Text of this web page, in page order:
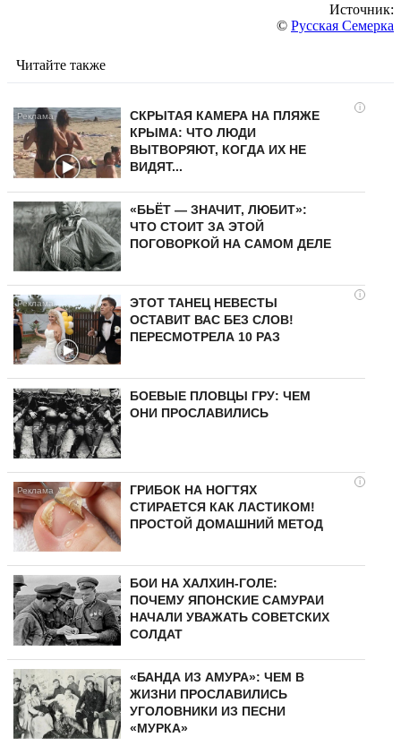
Источник:
© Русская Семерка
Читайте также
i
СКРЫТАЯ КАМЕРА НА ПЛЯЖЕ
КРЫМА: ЧТО ЛЮДИ
ВЫТВОРЯЮТ, КОГДА ИХ НЕ
ВИДЯТ...
«БЬЁТ — ЗНАЧИТ, ЛЮБИТ»:
ЧТО СТОИТ ЗА ЭТОЙ
ПОГОВОРКОЙ НА САМОМ ДЕЛЕ
i
ЭТОТ ТАНЕЦ НЕВЕСТЫ
ОСТАВИТ ВАС БЕЗ СЛОВ!
ПЕРЕСМОТРЕЛА 10 РАЗ
БОЕВЫЕ ПЛОВЦЫ ГРУ: ЧЕМ
ОНИ ПРОСЛАВИЛИСЬ
i
ГРИБОК НА НОГТЯХ
СТИРАЕТСЯ КАК ЛАСТИКОМ!
ПРОСТОЙ ДОМАШНИЙ МЕТОД
БОИ НА ХАЛХИН-ГОЛЕ:
ПОЧЕМУ ЯПОНСКИЕ САМУРАИ
НАЧАЛИ УВАЖАТЬ СОВЕТСКИХ
СОЛДАТ
«БАНДА ИЗ АМУРА»: ЧЕМ В
ЖИЗНИ ПРОСЛАВИЛИСЬ
УГОЛОВНИКИ ИЗ ПЕСНИ
«МУРКА»